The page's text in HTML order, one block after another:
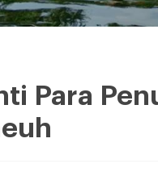
Para